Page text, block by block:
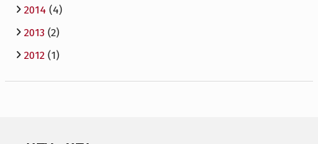
2014 (4)
2013(2)
2012(1)